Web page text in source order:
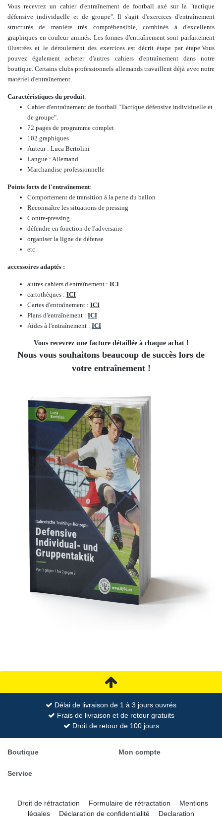
Vous recevrez un cahier d'entraînement de football axé sur la "tactique
défensive individuelle et de groupe". Il s'agit d'exercices d'entraînement
structurés de manière très compréhensible, combinés à d'excellents
graphiques en couleur animés. Les formes d'entraînement sont parfaitement
illustrées et le déroulement des exercices est décrit étape par étape.Vous
pouvez également acheterd'autres cahiers d'entraînement dans notre
boutique. Certains clubs professionnels allemands travaillent déjà avec notre
matériel d'entraînement.
Caractéristiques du produit:
Cahier d'entraînement de football "Tactique défensive individuelle et
de groupe".
72 pages de programme complet
102 graphiques
Auteur : Luca Bertolini
Langue : Allemand
Marchandise professionnelle
Points forts de l'entraînement:
Comportement de transition à la perte du ballon
Reconnaître les situations de pressing
Contre-pressing
défendre en fonction de l'adversaire
organiser la ligne de défense
etc.
accessoires adaptés :
autres cahiers d'entraînement : ICI
cartothèques : ICI
Cartes d'entraînement : ICI
Plans d'entraînement : ICI
Aides à l'entraînement : ICI
Vous recevrez une facture détaillée à chaque achat !
Nous vous souhaitons beaucoup de succès lors de
votre entraînement !
Délai de livraison de 1 à 3 jours ouvrés
Frais de livraison et de retour gratuits
Droit de retour de 100 jours
Boutique Mon compte
Service
Droit de rétractation Formulaire de rétractation
Mentions
légales
Déclaration de confidentialité Declaration